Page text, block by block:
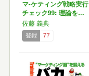
マ-ケティング戦略実行
チェック99: 理論を…
佐藤 義典
登録 77